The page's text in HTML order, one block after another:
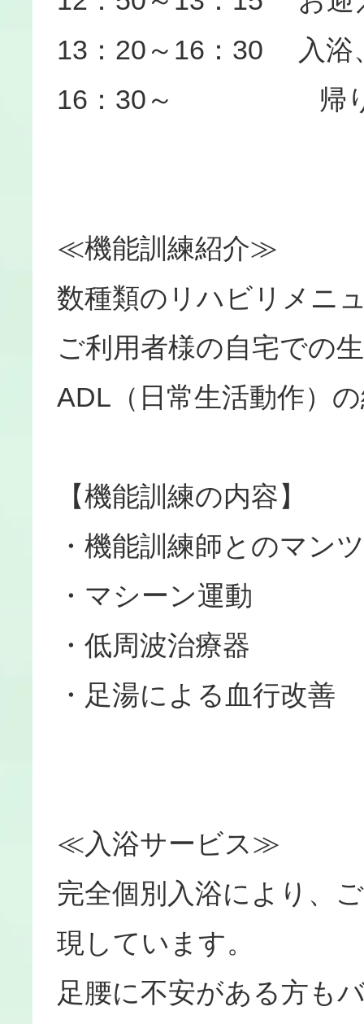
13：20～16：30 入浴
16：30～ 帰り
≪機能訓練紹介≫
数種類のリハビリメニ
ご利用者様の自宅での
ADL（日常生活動作）
【機能訓練の内容】
・機能訓練師とのマン
・マシーン運動
・低周波治療器
・足湯による血行改善
≪入浴サービス≫
完全個別入浴により、
現しています。
足腰に不安がある方も